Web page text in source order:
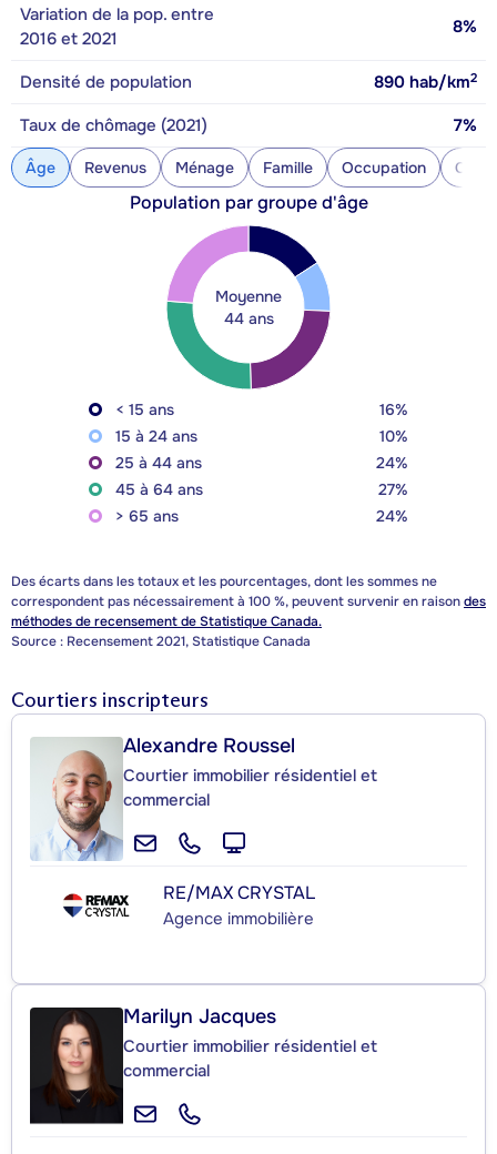
Variation de la pop. entre
2016 et 2021
8%
Densité de population 890 hab/km2
Taux de chômage (2021) 7%
Âge Revenus Ménage Famille Occupation
Population par groupe d'âge
Moyenne
44 ans
< 15 ans
16%
15 à 24 ans
10%
25 à 44 ans
24%
45 à 64 ans
27%
> 65 ans
24%
Des écarts dans les totaux et les pourcentages, dont les sommes ne
correspondent pas nécessairement à 100 %, peuvent survenir en raisondes
méthodes de recensement de Statistique Canada.
Source : Recensement 2021, Statistique Canada
Courtiers inscripteurs
Alexandre Roussel
Courtier immobilier résidentiel et
commercial
RE/MAX CRYSTAL
Agence immobilière
Marilyn Jacques
Courtier immobilier résidentiel et
commercial